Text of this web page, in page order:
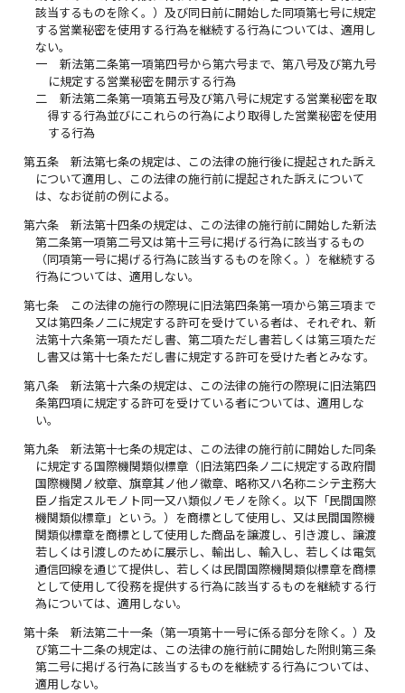
該当するものを除く。）及び同日前に開始した同項第七号に規定
する営業秘密を使用する行為を継続する行為については、適用し
ない。
一
新法第二条第一項第四号から第六号まで、第八号及び第九号
に規定する営業秘密を開示する行為
二
新法第二条第一項第五号及び第八号に規定する営業秘密を取
得する行為並びにこれらの行為により取得した営業秘密を使用
する行為
第五条
新法第七条の規定は、この法律の施行後に提起された訴え
について適用し、この法律の施行前に提起された訴えについて
は、なお従前の例による。
第六条
新法第十四条の規定は、この法律の施行前に開始した新法
第二条第一項第二号又は第十三号に掲げる行為に該当するもの
（同項第一号に掲げる行為に該当するものを除く。）を継続する
行為については、適用しない。
第七条
この法律の施行の際現に旧法第四条第一項から第三項まで
又は第四条ノ二に規定する許可を受けている者は、それぞれ、新
法第十六条第一項ただし書、第二項ただし書若しくは第三項ただ
し書又は第十七条ただし書に規定する許可を受けた者とみなす。
第八条
新法第十六条の規定は、この法律の施行の際現に旧法第四
条第四項に規定する許可を受けている者については、適用しな
い。
第九条
新法第十七条の規定は、この法律の施行前に開始した同条
に規定する国際機関類似標章（旧法第四条ノ二に規定する政府間
国際機関ノ紋章、旗章其ノ他ノ徽章、略称又ハ名称ニシテ主務大
臣ノ指定スルモノト同一又ハ類似ノモノを除く。以下「民間国際
機関類似標章」という。）を商標として使用し、又は民間国際機
関類似標章を商標として使用した商品を譲渡し、引き渡し、譲渡
若しくは引渡しのために展示し、輸出し、輸入し、若しくは電気
通信回線を通じて提供し、若しくは民間国際機関類似標章を商標
として使用して役務を提供する行為に該当するものを継続する行
為については、適用しない。
第十条
新法第二十一条（第一項第十一号に係る部分を除く。）及
び第二十二条の規定は、この法律の施行前に開始した附則第三条
第二号に掲げる行為に該当するものを継続する行為については、
適用しない。